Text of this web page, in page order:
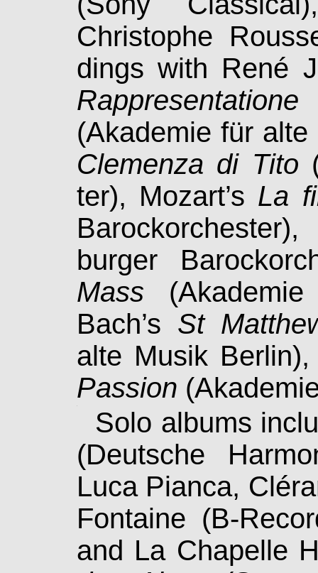
Christophe
dings with René
(Akademie für
Cle­men­za di Tito
ter), Mozart’s La
bur­ger
Mass
Bach’s St
alte Musik Berlin),
Passion
.
Solo albums
(Deutsche
Luca Pianca,
Fontaine (B-
and La Cha­pel­le